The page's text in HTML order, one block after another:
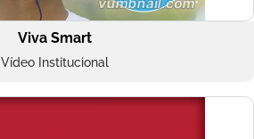
Viva Smart
Vídeo Institucional